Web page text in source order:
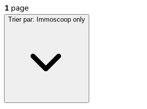
1 page
Trier par: Immoscoop only